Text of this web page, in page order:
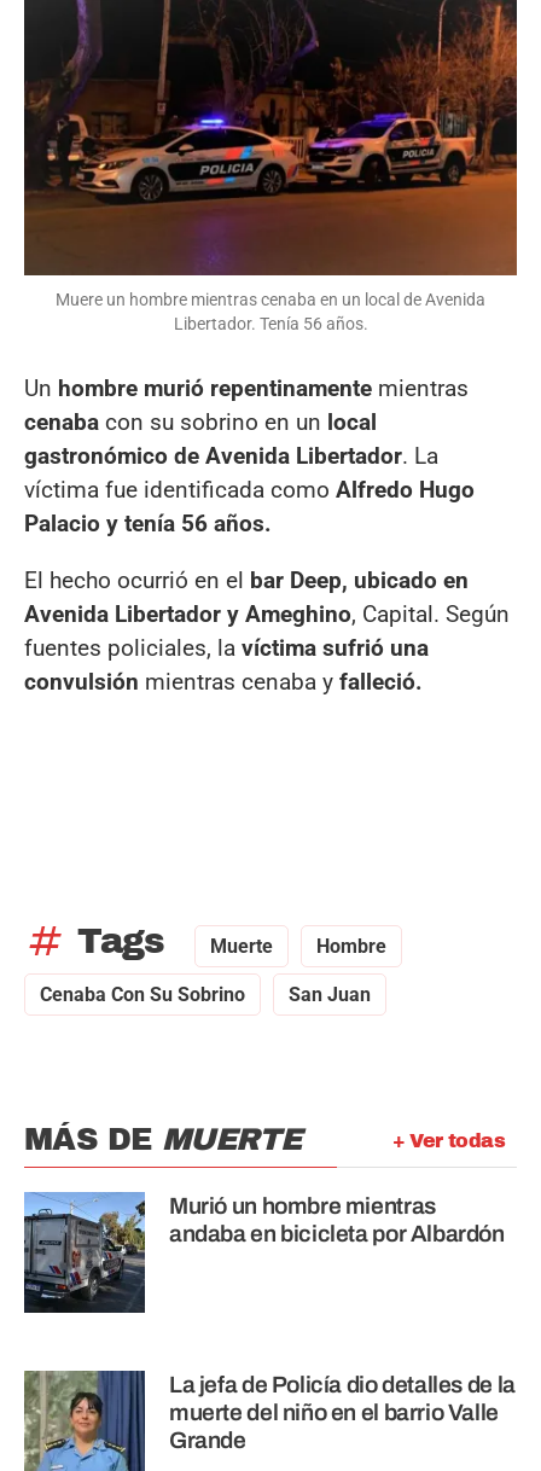
Muere un hombre mientras cenaba en un local de Avenida
Libertador. Tenía 56 años.
Un hombre murió repentinamente mientras
cenaba con su sobrino en un local
gastronómico de Avenida Libertador. La
víctima fue identificada como Alfredo Hugo
Palacio y tenía 56 años.
El hecho ocurrió en el bar Deep, ubicado en
Avenida Libertador y Ameghino, Capital. Según
fuentes policiales, la víctima sufrió una
convulsión mientras cenaba y falleció.
tag Tags Muerte Hombre
Cenaba Con Su Sobrino San Juan
+ Ver todas
MÁS DE MUERTE
Murió un hombre mientras
andaba en bicicleta por Albardón
La jefa de Policía dio detalles de la
muerte del niño en el barrio Valle
Grande